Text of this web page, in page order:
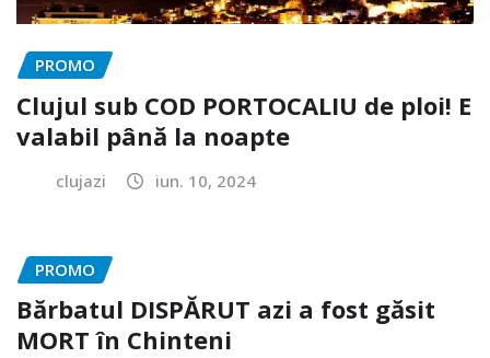
PROMO
Clujul sub COD PORTOCALIU de ploi! E
valabil până la noapte
clujazi iun. 10, 2024
PROMO
Bărbatul DISPĂRUT azi a fost găsit
MORT în Chinteni